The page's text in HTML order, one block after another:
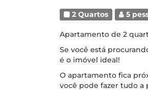
2 Quartos 5
Apartamento de 2
Se você está
é o imóvel ideal!
O apartamento fica
você pode fazer tudo a